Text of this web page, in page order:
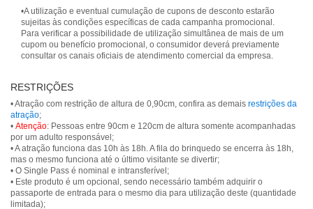
•A utilização e eventual cumulação de cupons de desconto estarão
sujeitas às condições específicas de cada campanha promocional.
Para verificar a possibilidade de utilização simultânea de mais de um
cupom ou benefício promocional, o consumidor deverá previamente
consultar os canais oficiais de atendimento comercial da empresa.
RESTRIÇÕES
• Atração com restrição de altura de 0,90cm, confira as demais restrições da
atração;
• Atenção: Pessoas entre 90cm e 120cm de altura somente acompanhadas
por um adulto responsável;
• A atração funciona das 10h às 18h. A fila do brinquedo se encerra às 18h,
mas o mesmo funciona até o último visitante se divertir;
• O Single Pass é nominal e intransferível;
• Este produto é um opcional, sendo necessário também adquirir o
passaporte de entrada para o mesmo dia para utilização deste (quantidade
limitada);